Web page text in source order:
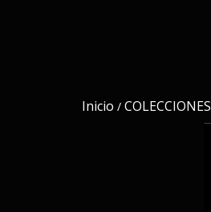
Inicio / COLECCIONES